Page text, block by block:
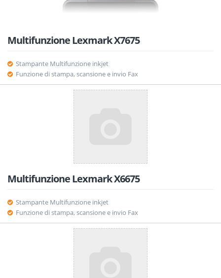
Multifunzione Lexmark X7675
Stampante Multifunzione inkjet
Funzione di stampa, scansione e invio Fax
Multifunzione Lexmark X6675
Stampante Multifunzione inkjet
Funzione di stampa, scansione e invio Fax